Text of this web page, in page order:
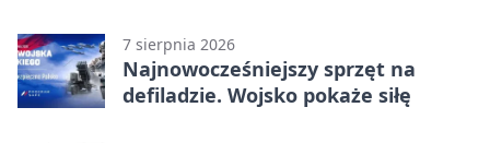
7 sierpnia 2026
Najnowocześniejszy sprzęt na
defiladzie. Wojsko pokaże siłę